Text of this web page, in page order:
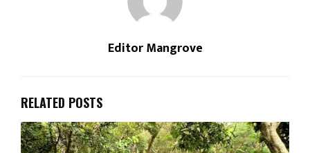
Editor Mangrove
RELATED POSTS